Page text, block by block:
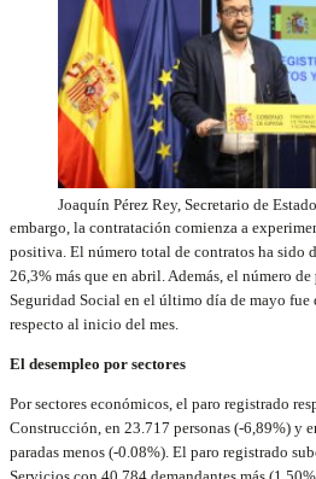
Joaquín Pérez Rey, Secretario de
embargo, la contratación comienza a
positiva. El número total de contratos ha sido
26,3% más que en abril. Además, el número de
Seguridad Social en el último día de mayo fue
respecto al inicio del mes.
El desempleo por sectores
Por sectores económicos, el paro registrado
Construcción, en 23.717 personas (-6,89%) y
paradas menos (-0.08%). El paro registrado